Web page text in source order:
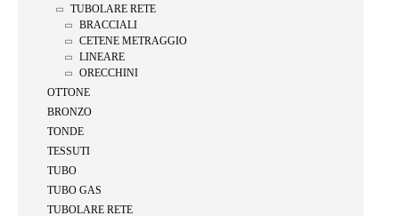
TUBOLARE RETE
BRACCIALI
CETENE METRAGGIO
LINEARE
ORECCHINI
OTTONE
BRONZO
TONDE
TESSUTI
TUBO
TUBO GAS
TUBOLARE RETE